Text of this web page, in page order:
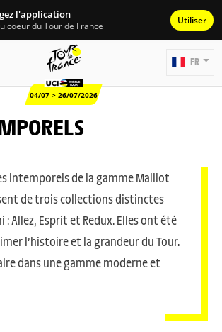
l'application
coeur du Tour de France Utiliser
04/07 > 26/07/2026
FR
intemporels de la gamme Maillot
de trois collections distinctes
: Allez, Esprit et Redux. Elles ont été
l’histoire et la grandeur du Tour.
dans une gamme moderne et